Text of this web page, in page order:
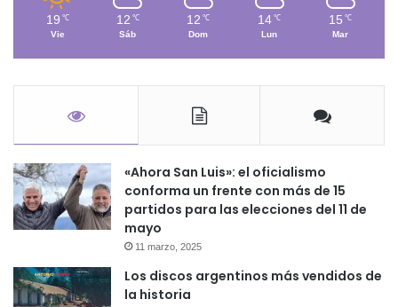
19 ℃
Vie
12 ℃
Sáb
12 ℃
Dom
14 ℃
Lun
15 ℃
Mar
«Ahora San Luis»: el oficialismo
conforma un frente con más de 15
partidos para las elecciones del 11 de
mayo
11 marzo, 2025
Los discos argentinos más vendidos de
la historia